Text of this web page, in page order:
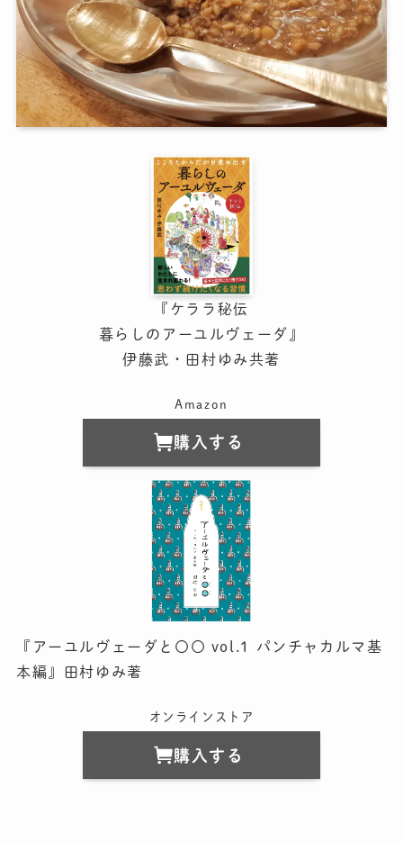
『ケララ秘伝
暮らしのアーユルヴェーダ』
伊藤武・田村ゆみ共著
Amazon
購入する
『アーユルヴェーダと〇〇 vol.1 パンチャカルマ基
本編』田村ゆみ著
オンラインストア
購入する